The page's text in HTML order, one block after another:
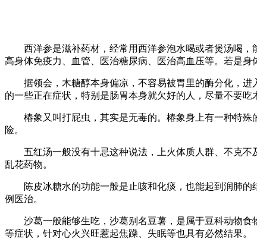
西洋参是滋补药材，经常用西洋参泡水喝或者煲汤喝，
高身体免疫力、血管、医治糖尿病、医治高血压等。若是
据领会，木糖醇本身偏凉，不容易被胃里的酶分化，进
的一些正在症状，特别是肠胃本身就欠好的人，尽量不要吃
椿象又叫打屁虫，其实是无毒的。椿象身上有一种特殊
险。
五红汤一般没有十忌这种说法，上火体质人群、不克不
乱花药物。
陈皮冰糖水的功能一般是止咳和化痰，也能起到润肺的
例医治。
沙葛一般能够生吃，沙葛别名豆薯，是属于豆科动物食
等症状，针对心火兴旺惹起焦躁、失眠等也具有必然结果。